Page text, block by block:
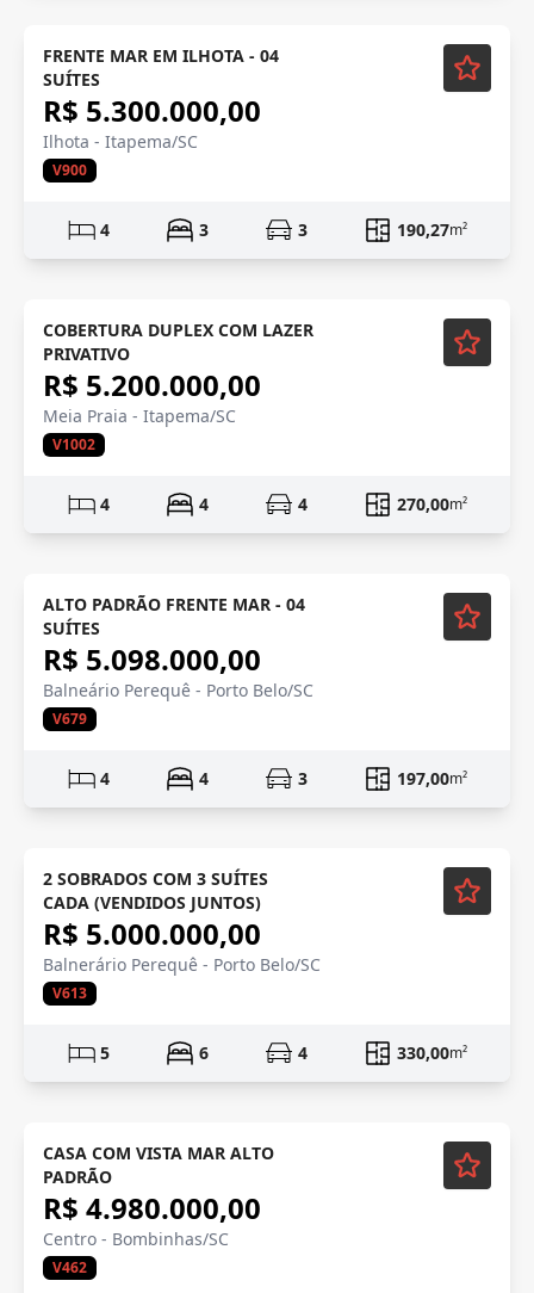
Lançamento
FRENTE MAR EM ILHOTA - 04
SUÍTES
R$ 5.300.000,00
Ilhota - Itapema/SC
V900
4 3 3 190,27m²
Semi-mobiliado
COBERTURA DUPLEX COM LAZER
PRIVATIVO
R$ 5.200.000,00
Meia Praia - Itapema/SC
V1002
4 4 4 270,00m²
ALTO PADRÃO FRENTE MAR - 04
SUÍTES
R$ 5.098.000,00
Balneário Perequê - Porto Belo/SC
V679
4 4 3 197,00m²
230m DO MAR
2 SOBRADOS COM 3 SUÍTES
CADA (VENDIDOS JUNTOS)
R$ 5.000.000,00
Balnerário Perequê - Porto Belo/SC
V613
5 6 4 330,00m²
CASA COM VISTA MAR ALTO
PADRÃO
R$ 4.980.000,00
Centro - Bombinhas/SC
V462